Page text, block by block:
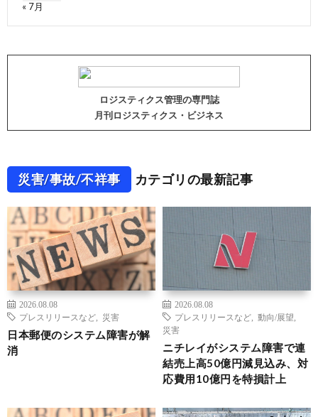
« 7月
ロジスティクス管理の専門誌
月刊ロジスティクス・ビジネス
災害/事故/不祥事 カテゴリの最新記事
2026.08.08
プレスリリースなど
災害
日本郵便のシステム障害が解
消
2026.08.08
プレスリリースなど
動向/展望
災害
ニチレイがシステム障害で連
結売上高50億円減見込み、対
応費用10億円を特損計上